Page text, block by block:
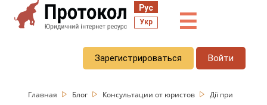
Рус
Укр ☰
Зарегистрироваться Войти
Главная Блог Консультации от юристов
Дії при